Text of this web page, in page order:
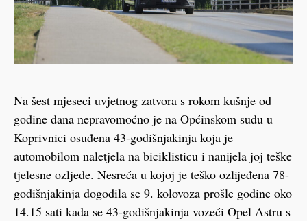
Na šest mjeseci uvjetnog zatvora s rokom kušnje od
godine dana nepravomoćno je na Općinskom sudu u
Koprivnici osuđena 43-godišnjakinja koja je
automobilom naletjela na biciklisticu i nanijela joj teške
tjelesne ozljede. Nesreća u kojoj je teško ozlijeđena 78-
godišnjakinja dogodila se 9. kolovoza prošle godine oko
14.15 sati kada se 43-godišnjakinja vozeći Opel Astru s